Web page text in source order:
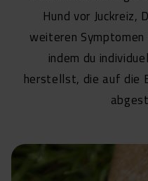
Hund vor Juckreiz,
weiteren
indem du
herstellst, die auf die